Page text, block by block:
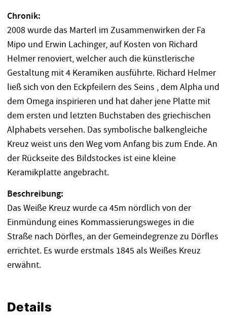
Chronik:
2008 wurde das Marterl im Zusammenwirken der Fa
Mipo und Erwin Lachinger, auf Kosten von Richard
Helmer renoviert, welcher auch die künstlerische
Gestaltung mit 4 Keramiken ausführte. Richard Helmer
ließ sich von den Eckpfeilern des Seins , dem Alpha und
dem Omega inspirieren und hat daher jene Platte mit
dem ersten und letzten Buchstaben des griechischen
Alphabets versehen. Das symbolische balkengleiche
Kreuz weist uns den Weg vom Anfang bis zum Ende. An
der Rückseite des Bildstockes ist eine kleine
Keramikplatte angebracht.
Beschreibung:
Das Weiße Kreuz wurde ca 45m nördlich von der
Einmündung eines Kommassierungsweges in die
Straße nach Dörfles, an der Gemeindegrenze zu Dörfles
errichtet. Es wurde erstmals 1845 als Weißes Kreuz
erwähnt.
Details